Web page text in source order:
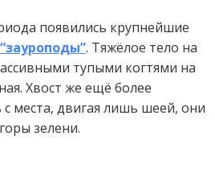
появились крупнейшие
“зауроподы”. Тяжёлое тело на
тупыми когтями на
Хвост же ещё более
места, двигая лишь шеей, они
зелени.